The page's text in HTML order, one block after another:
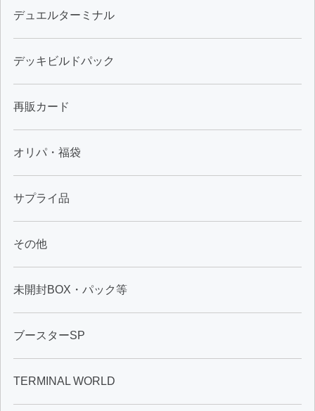
デュエルターミナル
デッキビルドパック
再販カード
オリパ・福袋
サプライ品
その他
未開封BOX・パック等
ブースターSP
TERMINAL WORLD